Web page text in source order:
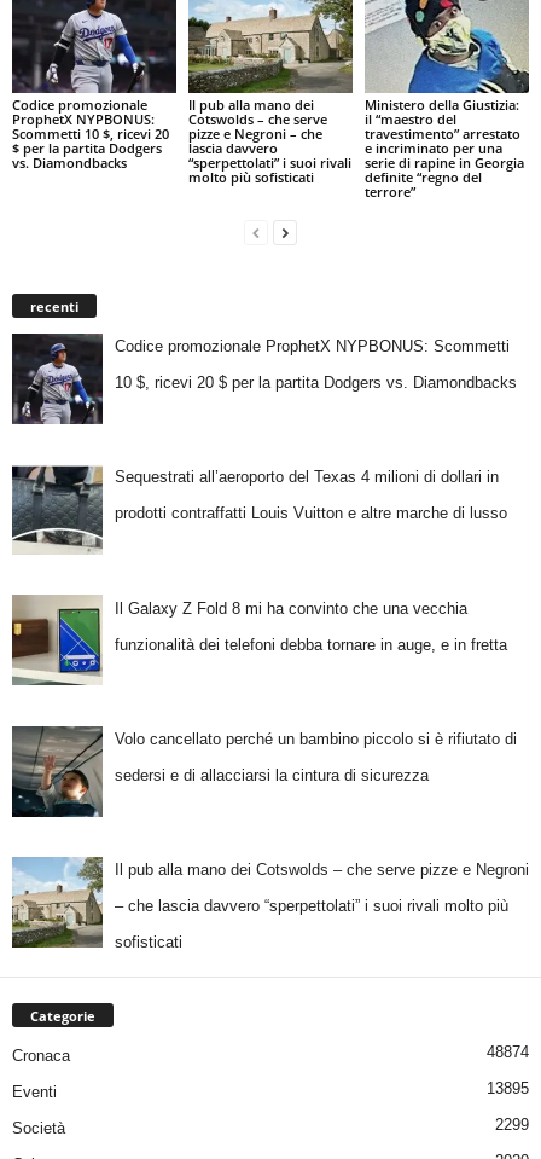
Codice promozionale
ProphetX NYPBONUS:
Scommetti 10 $, ricevi 20
$ per la partita Dodgers
vs. Diamondbacks
Il pub alla mano dei
Cotswolds – che serve
pizze e Negroni – che
lascia davvero
“sperpettolati” i suoi rivali
molto più sofisticati
Ministero della Giustizia:
il “maestro del
travestimento” arrestato
e incriminato per una
serie di rapine in Georgia
definite “regno del
terrore”
recenti
Codice promozionale ProphetX NYPBONUS: Scommetti
10 $, ricevi 20 $ per la partita Dodgers vs. Diamondbacks
Sequestrati all’aeroporto del Texas 4 milioni di dollari in
prodotti contraffatti Louis Vuitton e altre marche di lusso
Il Galaxy Z Fold 8 mi ha convinto che una vecchia
funzionalità dei telefoni debba tornare in auge, e in fretta
Volo cancellato perché un bambino piccolo si è rifiutato di
sedersi e di allacciarsi la cintura di sicurezza
Il pub alla mano dei Cotswolds – che serve pizze e Negroni
– che lascia davvero “sperpettolati” i suoi rivali molto più
sofisticati
Categorie
Cronaca 48874
Eventi 13895
Società 2299